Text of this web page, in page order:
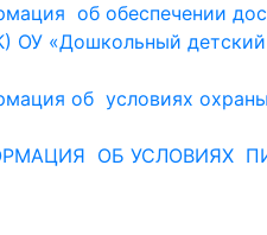
об обеспечении
ОУ «Дошкольный
об условиях
ОБ УСЛОВИЯХ